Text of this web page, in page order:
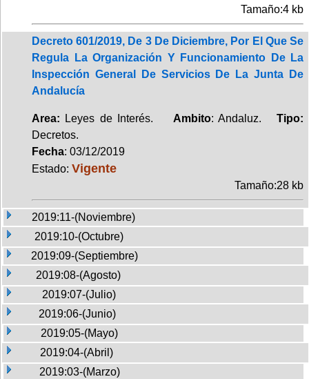
Tamaño:4 kb
Decreto 601/2019, De 3 De Diciembre, Por El Que Se
Regula La Organización Y Funcionamiento De La
Inspección General De Servicios De La Junta De
Andalucía
Area: Leyes de Interés. Ambito: Andaluz.Tipo:
Decretos.
Fecha: 03/12/2019
Estado: Vigente
Tamaño:28 kb
2019:11-(Noviembre)
2019:10-(Octubre)
2019:09-(Septiembre)
2019:08-(Agosto)
2019:07-(Julio)
2019:06-(Junio)
2019:05-(Mayo)
2019:04-(Abril)
2019:03-(Marzo)